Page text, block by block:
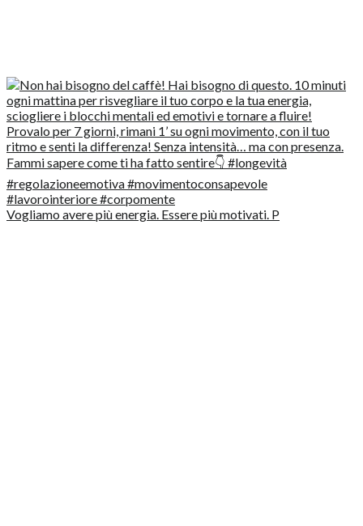
Vogliamo avere più energia. Essere più motivati. P